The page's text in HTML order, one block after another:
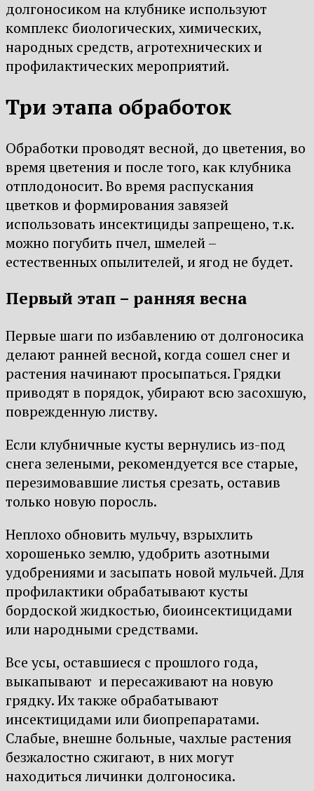
долгоносиком на клубнике используют
комплекс биологических, химических,
народных средств, агротехнических и
профилактических мероприятий.
Три этапа обработок
Обработки проводят весной, до цветения, во
время цветения и после того, как клубника
отплодоносит. Во время распускания
цветков и формирования завязей
использовать инсектициды запрещено, т.к.
можно погубить пчел, шмелей –
естественных опылителей, и ягод не будет.
Первый этап – ранняя весна
Первые шаги по избавлению от долгоносика
делают ранней весной,когда сошел снег и
растения начинают просыпаться. Грядки
приводят в порядок, убирают всю засохшую,
поврежденную листву.
Если клубничные кусты вернулись из-под
снега зелеными, рекомендуется все старые,
перезимовавшие листья срезать, оставив
только новую поросль.
Неплохо обновить мульчу, взрыхлить
хорошенько землю, удобрить азотными
удобрениями и засыпать новой мульчей. Для
профилактики обрабатывают кусты
бордоской жидкостью, биоинсектицидами
или народными средствами.
Все усы, оставшиеся с прошлого года,
выкапывают и пересаживают на новую
грядку. Их также обрабатывают
инсектицидами или биопрепаратами.
Слабые, внешне больные, чахлые растения
безжалостно сжигают, в них могут
находиться личинки долгоносика.